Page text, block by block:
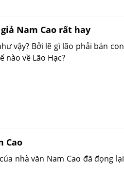
Nam Cao rất hay
vậy? Bởi lẽ gì lão phải bán con
nào về Lão Hạc?
Cao
nhà văn Nam Cao đã đọng lại